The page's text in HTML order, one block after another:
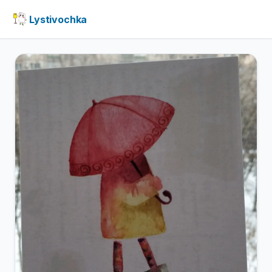
Lystivochka